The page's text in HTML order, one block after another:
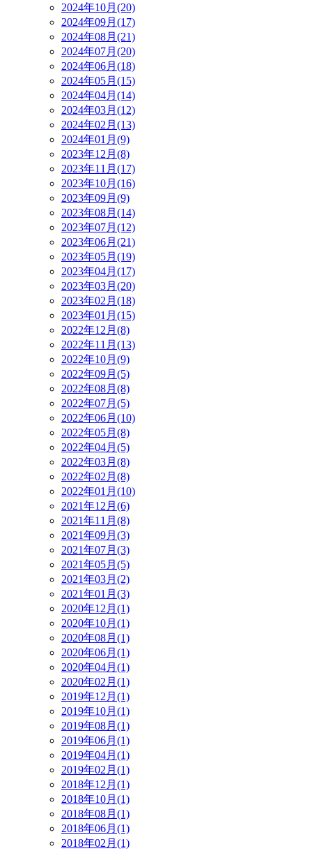
2024年10月(20)
2024年09月(17)
2024年08月(21)
2024年07月(20)
2024年06月(18)
2024年05月(15)
2024年04月(14)
2024年03月(12)
2024年02月(13)
2024年01月(9)
2023年12月(8)
2023年11月(17)
2023年10月(16)
2023年09月(9)
2023年08月(14)
2023年07月(12)
2023年06月(21)
2023年05月(19)
2023年04月(17)
2023年03月(20)
2023年02月(18)
2023年01月(15)
2022年12月(8)
2022年11月(13)
2022年10月(9)
2022年09月(5)
2022年08月(8)
2022年07月(5)
2022年06月(10)
2022年05月(8)
2022年04月(5)
2022年03月(8)
2022年02月(8)
2022年01月(10)
2021年12月(6)
2021年11月(8)
2021年09月(3)
2021年07月(3)
2021年05月(5)
2021年03月(2)
2021年01月(3)
2020年12月(1)
2020年10月(1)
2020年08月(1)
2020年06月(1)
2020年04月(1)
2020年02月(1)
2019年12月(1)
2019年10月(1)
2019年08月(1)
2019年06月(1)
2019年04月(1)
2019年02月(1)
2018年12月(1)
2018年10月(1)
2018年08月(1)
2018年06月(1)
2018年02月(1)